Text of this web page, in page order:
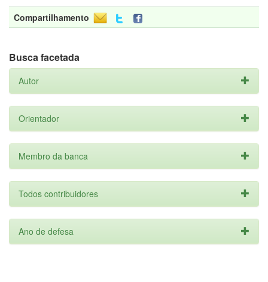
Compartilhamento
Busca facetada
Autor
Orientador
Membro da banca
Todos contribuidores
Ano de defesa